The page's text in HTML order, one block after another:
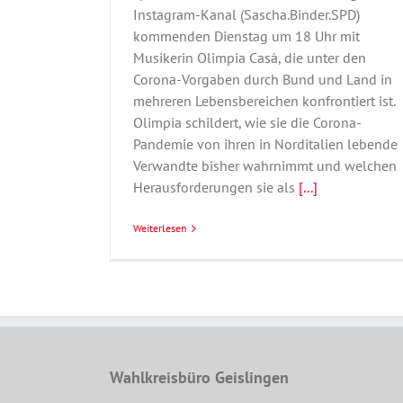
Instagram-Kanal (Sascha.Binder.SPD)
kommenden Dienstag um 18 Uhr mit
Musikerin Olimpia Casà, die unter den
Corona-Vorgaben durch Bund und Land in
mehreren Lebensbereichen konfrontiert ist.
Olimpia schildert, wie sie die Corona-
Pandemie von ihren in Norditalien lebende
Verwandte bisher wahrnimmt und welchen
Herausforderungen sie als [...]
Weiterlesen
Wahlkreisbüro Geislingen